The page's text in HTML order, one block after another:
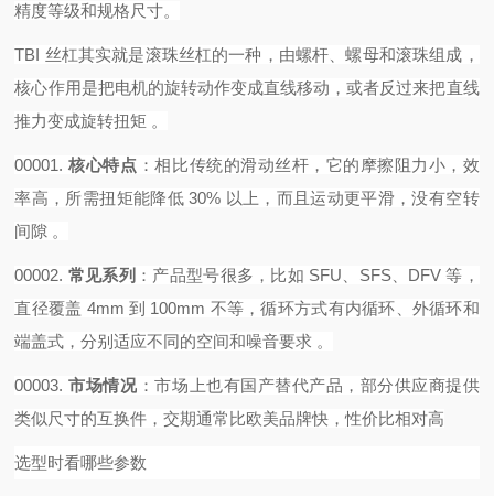
精度等级和规格尺寸。
TBI 丝杠其实就是滚珠丝杠的一种，由螺杆、螺母和滚珠组成，
核心作用是把电机的旋转动作变成直线移动，或者反过来把直线
推力变成旋转扭矩 。‌‌‌
00001. 核心特点 ‌：相比传统的滑动丝杆，它的摩擦阻力小，效
率高，所需扭矩能降低 30% 以上，而且运动更平滑，没有空转
间隙 。
00002. 常见系列 ‌：产品型号很多，比如 SFU、SFS、DFV 等，
直径覆盖 4mm 到 100mm 不等，循环方式有内循环、外循环和
端盖式，分别适应不同的空间和噪音要求 。
00003. 市场情况 ‌：市场上也有国产替代产品，部分供应商提供
类似尺寸的互换件，交期通常比欧美品牌快，性价比相对高
选型时看哪些参数